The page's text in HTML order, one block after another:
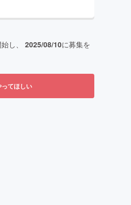
し、 2025/08/10に募集を
てほしい